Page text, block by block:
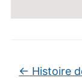
← Histoire